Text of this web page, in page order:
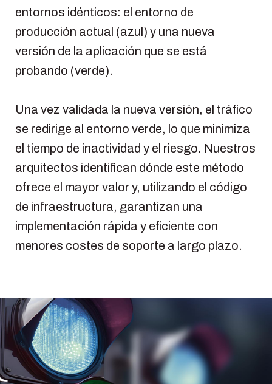
entornos idénticos: el entorno de
producción actual (azul) y una nueva
versión de la aplicación que se está
probando (verde).
Una vez validada la nueva versión, el tráfico
se redirige al entorno verde, lo que minimiza
el tiempo de inactividad y el riesgo. Nuestros
arquitectos identifican dónde este método
ofrece el mayor valor y, utilizando el código
de infraestructura, garantizan una
implementación rápida y eficiente con
menores costes de soporte a largo plazo.